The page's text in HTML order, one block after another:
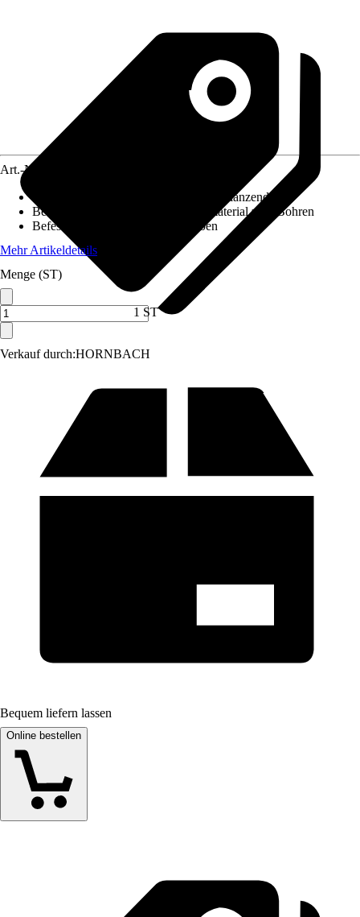
Verkauf durch:HORNBACH
Art.-Nr.
Glänzend
Beiliegende Befestigung
Montagematerial zum Bohren
Befestigungsmöglichkeit
Schrauben
Mehr Artikeldetails
Menge (ST)
1 ST
Bequem liefern lassen
Online bestellen